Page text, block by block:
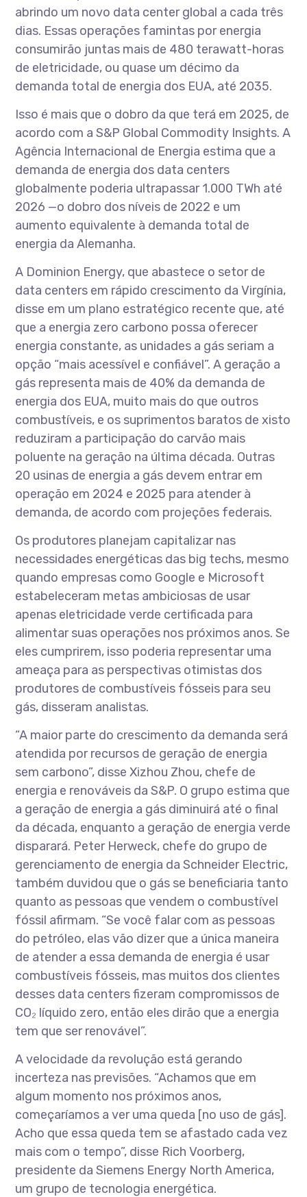
abrindo um novo data center global a cada três
dias. Essas operações famintas por energia
consumirão juntas mais de 480 terawatt-horas
de eletricidade, ou quase um décimo da
demanda total de energia dos EUA, até 2035.
Isso é mais que o dobro da que terá em 2025, de
acordo com a S&P Global Commodity Insights. A
Agência Internacional de Energia estima que a
demanda de energia dos data centers
globalmente poderia ultrapassar 1.000 TWh até
2026 —o dobro dos níveis de 2022 e um
aumento equivalente à demanda total de
energia da Alemanha.
A Dominion Energy, que abastece o setor de
data centers em rápido crescimento da Virgínia,
disse em um plano estratégico recente que, até
que a energia zero carbono possa oferecer
energia constante, as unidades a gás seriam a
opção “mais acessível e confiável”. A geração a
gás representa mais de 40% da demanda de
energia dos EUA, muito mais do que outros
combustíveis, e os suprimentos baratos de xisto
reduziram a participação do carvão mais
poluente na geração na última década. Outras
20 usinas de energia a gás devem entrar em
operação em 2024 e 2025 para atender à
demanda, de acordo com projeções federais.
Os produtores planejam capitalizar nas
necessidades energéticas das big techs, mesmo
quando empresas como Google e Microsoft
estabeleceram metas ambiciosas de usar
apenas eletricidade verde certificada para
alimentar suas operações nos próximos anos. Se
eles cumprirem, isso poderia representar uma
ameaça para as perspectivas otimistas dos
produtores de combustíveis fósseis para seu
gás, disseram analistas.
“A maior parte do crescimento da demanda será
atendida por recursos de geração de energia
sem carbono”, disse Xizhou Zhou, chefe de
energia e renováveis da S&P. O grupo estima que
a geração de energia a gás diminuirá até o final
da década, enquanto a geração de energia verde
disparará. Peter Herweck, chefe do grupo de
gerenciamento de energia da Schneider Electric,
também duvidou que o gás se beneficiaria tanto
quanto as pessoas que vendem o combustível
fóssil afirmam. “Se você falar com as pessoas
do petróleo, elas vão dizer que a única maneira
de atender a essa demanda de energia é usar
combustíveis fósseis, mas muitos dos clientes
desses data centers fizeram compromissos de
CO₂ líquido zero, então eles dirão que a energia
tem que ser renovável”.
A velocidade da revolução está gerando
incerteza nas previsões. “Achamos que em
algum momento nos próximos anos,
começaríamos a ver uma queda [no uso de gás].
Acho que essa queda tem se afastado cada vez
mais com o tempo”, disse Rich Voorberg,
presidente da Siemens Energy North America,
um grupo de tecnologia energética.